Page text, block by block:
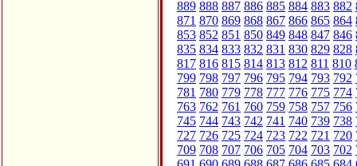
889 888 887 886 885 884 883 882
871 870 869 868 867 866 865 864
853 852 851 850 849 848 847 846
835 834 833 832 831 830 829 828
817 816 815 814 813 812 811 810
799 798 797 796 795 794 793 792
781 780 779 778 777 776 775 774
763 762 761 760 759 758 757 756
745 744 743 742 741 740 739 738
727 726 725 724 723 722 721 720
709 708 707 706 705 704 703 702